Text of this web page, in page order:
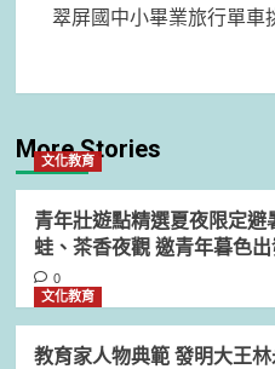
翠屏國中小畢業旅行單車
More Stories
文化教育
青年壯遊點精選夏夜限定
蛙、茶香夜觀 邀青年暮色出
0
文化教育
教育家人物典範 發明大王